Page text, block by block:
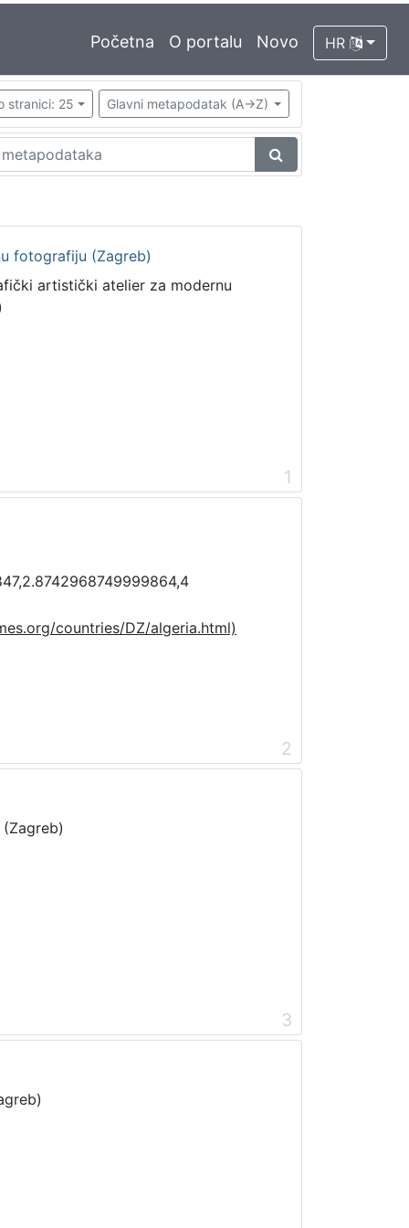
Početna O portalu Novo HR
stranici: 25 Glavni metapodatak (A->Z)
fotografiju (Zagreb)
artistički atelier za modernu
1
countries/DZ/algeria.html)
2
3